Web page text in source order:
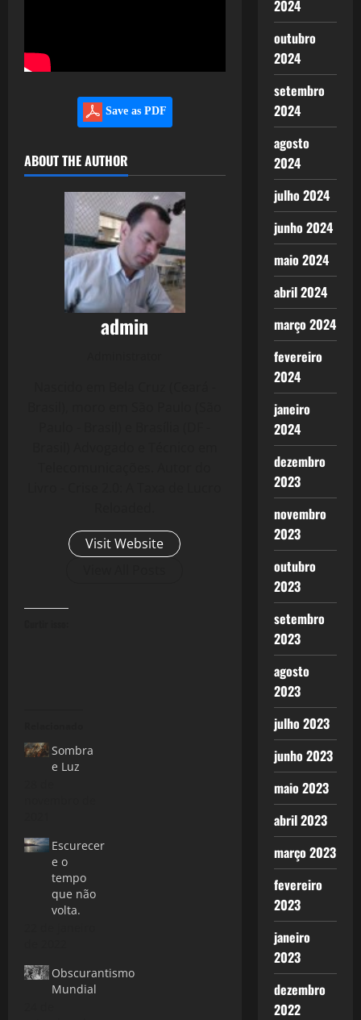
Save as PDF
ABOUT THE AUTHOR
admin
Visit Website
Sombra
e Luz
Escurecer
e o
tempo
que não
volta.
Obscurantismo
Mundial
2024
outubro
2024
setembro
2024
agosto
2024
julho 2024
junho 2024
maio 2024
abril 2024
março 2024
fevereiro
2024
janeiro
2024
dezembro
2023
novembro
2023
outubro
2023
setembro
2023
agosto
2023
julho 2023
junho 2023
maio 2023
abril 2023
março 2023
fevereiro
2023
janeiro
2023
dezembro
2022